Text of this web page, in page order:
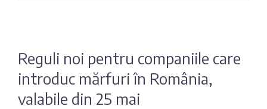
Maib
Reguli noi pentru companiile care
introduc mărfuri în România,
valabile din 25 mai